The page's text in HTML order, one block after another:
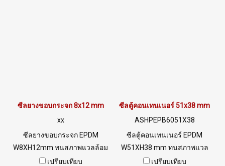
ซีลยางขอบกระจก 8x12 mm
xx
ซีลยางขอบกระจก EPDM
W8XH12mm ทนสภาพแวลล้อม
การใช้งานดีเยี่ยมTel:
เปรียบเทียบ
ซีลตู้คอนเทนเนอร์ 51x38 mm
ASHPEPB6051X38
ซีลตู้คอนเทนเนอร์ EPDM
W51XH38 mm ทนสภาพแวล
ล้อมการใช้งานดีเยี่ยม Tel:
เปรียบเทียบ